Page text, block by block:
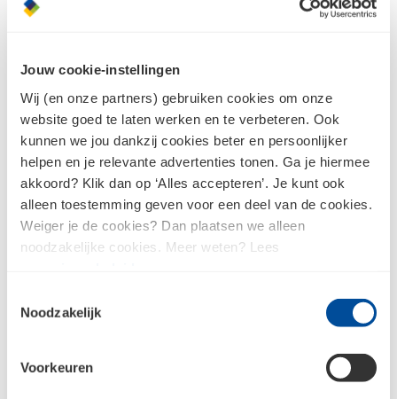
Jouw cookie-instellingen
Wij (en onze partners) gebruiken cookies om onze
website goed te laten werken en te verbeteren. Ook
kunnen we jou dankzij cookies beter en persoonlijker
helpen en je relevante advertenties tonen. Ga je hiermee
akkoord? Klik dan op ‘Alles accepteren’. Je kunt ook
alleen toestemming geven voor een deel van de cookies.
Weiger je de cookies? Dan plaatsen we alleen
noodzakelijke cookies. Meer weten? Lees
Noodzakelijk
Voorkeuren